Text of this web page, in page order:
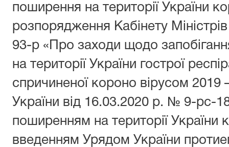
поширення на території України
розпорядження Кабінету
93-р «Про заходи щодо
на території України гострої
спричиненої короно вірусом 2019
України від 16.03.2020 р. № 9-рс-
поширенням на території України
введенням Урядом України